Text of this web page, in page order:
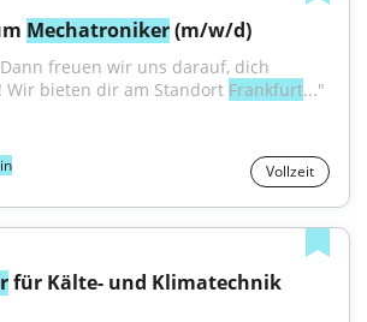
Mechatroniker (m/w/d)
freuen wir uns darauf, dich
Wir bieten dir am Standort Frankfurt..."
Vollzeit
für Kälte- und Klimatechnik